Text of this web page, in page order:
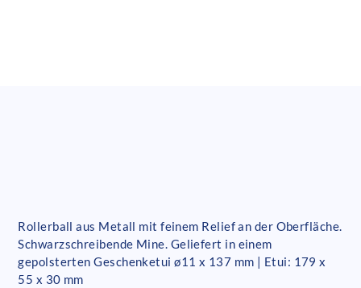
Rollerball aus Metall mit feinem Relief an der Oberfläche.
Schwarzschreibende Mine. Geliefert in einem
gepolsterten Geschenketui ø11 x 137 mm | Etui: 179 x
55 x 30 mm